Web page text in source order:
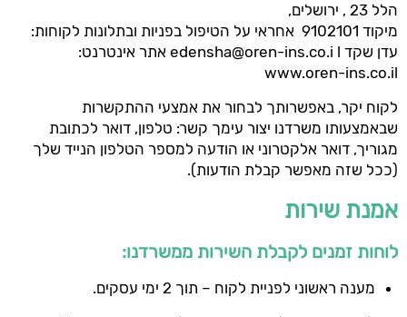
הלל 23 , ירושלים,
מיקוד 9102101 אחראי על הטיפול בפניות ובתלונות לקוחות:
עדן שקד edensha@oren-ins.co.i l אתר אינטרנט:
www.oren-ins.co.il
לקוח יקר, באפשרותך לבחור את אמצעי ההתקשרות
שבאמצעותו משרדנו יצור עימך קשר: טלפון, דואר לכתובת
מגוריך, דואר אלקטרוני או הודעה למספר הטלפון הנייד שלך
(ככל שזה מאפשר קבלת הודעות).
אמנת שירות
לוחות זמנים לקבלת השירות ממשרדנו:
מענה ראשוני לפניית לקוח – תוך 2 ימי עסקים.